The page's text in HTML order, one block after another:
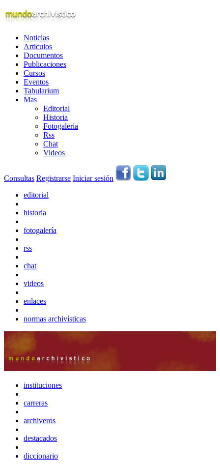
Noticias
Articulos
Documentos
Publicaciones
Cursos
Eventos
Tabularium
Mas
Editorial
Historia
Fotogaleria
Rss
Chat
Videos
Consultas Registrarse Iniciar sesión
editorial
historia
fotogalería
rss
chat
videos
enlaces
normas archivísticas
instituciones
carreras
archiveros
destacados
diccionario